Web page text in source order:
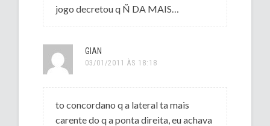
jogo decretou q Ñ DA MAIS…
GIAN
03/01/2011 ÀS 18:18
to concordano q a lateral ta mais
carente do q a ponta direita, eu achava